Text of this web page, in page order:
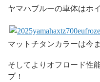
ヤマハブルーの車体はホ
マットチタンカラーは今
そしてよりオフロード性
プ！